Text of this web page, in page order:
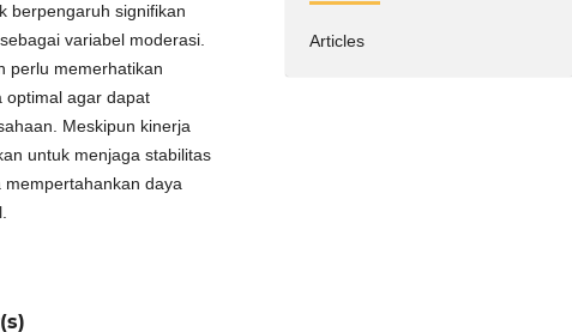
berpengaruh signifikan
variabel moderasi.
perlu memerhatikan
optimal agar dapat
Meskipun kinerja
untuk menjaga stabilitas
daya
Articles